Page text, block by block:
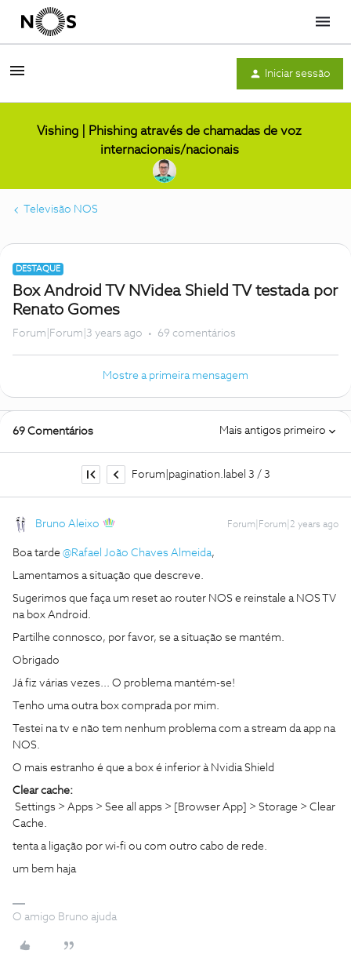
Menu
Iniciar sessão
Vishing | Phishing através de chamadas de voz
internacionais/nacionais
Televisão NOS
DESTAQUE
Box Android TV NVidea Shield TV testada por
Renato Gomes
Forum|Forum|3 years ago 69 comentários
Mostre a primeira mensagem
69 Comentários Mais antigos primeiro
Forum|pagination.label 3 / 3
Bruno Aleixo Forum|Forum|2 years ago
Boa tarde @Rafael João Chaves Almeida,
Lamentamos a situação que descreve.
Sugerimos que faça um reset ao router NOS e reinstale a NOS TV
na box Android.
Partilhe connosco, por favor, se a situação se mantém.
Obrigado
Já fiz várias vezes... O problema mantém-se!
Tenho uma outra box comprada por mim.
Testei na tv e não tem nenhum problema com a stream da app na
NOS.
O mais estranho é que a box é inferior à Nvidia Shield
Clear cache:
Settings > Apps > See all apps > [Browser App] > Storage > Clear
Cache.
tenta a ligação por wi-fi ou com outro cabo de rede.
um bem haja
O amigo Bruno ajuda